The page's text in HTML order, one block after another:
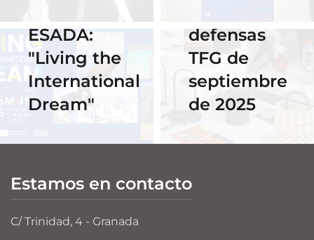
ESADA:
"Living the
International
Dream"
de las
defensas
TFG de
septiembre
de 2025
Estamos en contacto
C/ Trinidad, 4 - Granada